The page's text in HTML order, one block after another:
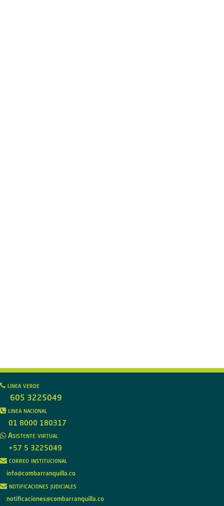
linea verde
605 3225049
linea nacional
01 8000 180317
Asistente virtual
+57 5 3225049
correo institucional
info@combarranquilla.co
notificaciones judiciales
notificaciones@combarranquilla.co